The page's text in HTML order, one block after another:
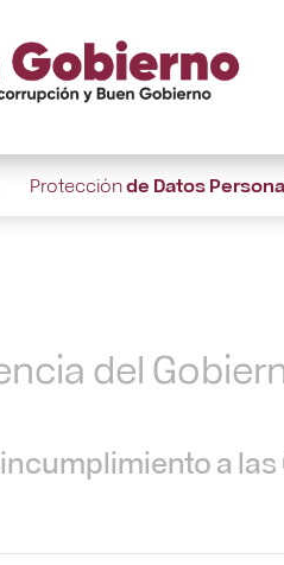
Protecciónde Datos
del
a